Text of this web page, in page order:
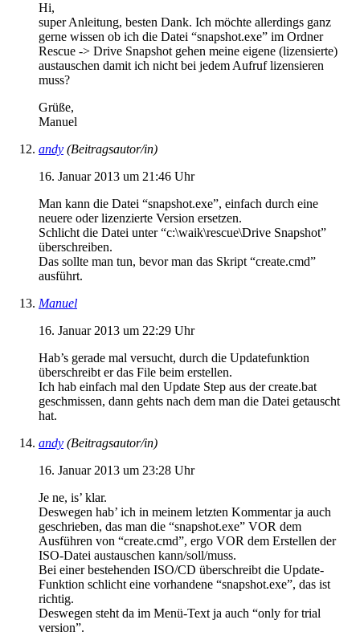
Hi,
super Anleitung, besten Dank. Ich möchte allerdings ganz
gerne wissen ob ich die Datei “snapshot.exe” im Ordner
Rescue -> Drive Snapshot gehen meine eigene (lizensierte)
austauschen damit ich nicht bei jedem Aufruf lizensieren
muss?
Grüße,
Manuel
andy (Beitragsautor/in)
16. Januar 2013 um 21:46 Uhr
Man kann die Datei “snapshot.exe”, einfach durch eine
neuere oder lizenzierte Version ersetzen.
Schlicht die Datei unter “c:\waik\rescue\Drive Snapshot”
überschreiben.
Das sollte man tun, bevor man das Skript “create.cmd”
ausführt.
Manuel
16. Januar 2013 um 22:29 Uhr
Hab’s gerade mal versucht, durch die Updatefunktion
überschreibt er das File beim erstellen.
Ich hab einfach mal den Update Step aus der create.bat
geschmissen, dann gehts nach dem man die Datei getauscht
hat.
andy (Beitragsautor/in)
16. Januar 2013 um 23:28 Uhr
Je ne, is’ klar.
Deswegen hab’ ich in meinem letzten Kommentar ja auch
geschrieben, das man die “snapshot.exe” VOR dem
Ausführen von “create.cmd”, ergo VOR dem Erstellen der
ISO-Datei austauschen kann/soll/muss.
Bei einer bestehenden ISO/CD überschreibt die Update-
Funktion schlicht eine vorhandene “snapshot.exe”, das ist
richtig.
Deswegen steht da im Menü-Text ja auch “only for trial
version”.